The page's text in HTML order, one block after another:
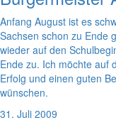
Anfang August ist es
Sachsen schon zu Ende
wieder auf den
Ende zu. Ich möchte auf
Erfolg und einen guten
wünschen.
31. Juli 2009